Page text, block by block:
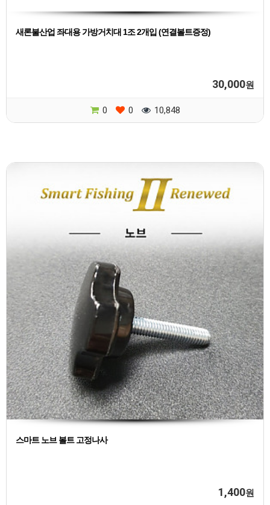
새론불산업 좌대용 가방거치대 1조 2개입 (연결볼트증정)
30,000원
0 0 10,848
스마트 노브 볼트 고정나사
1,400원